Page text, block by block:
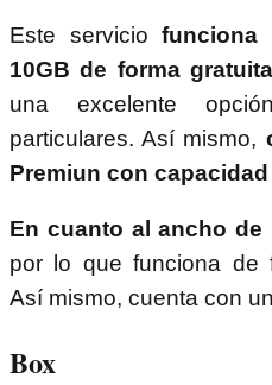
Este serviciofunciona
10GB de forma gratuita
una excelente
particulares. Así mismo,
Premiun con
En cuanto al ancho de
por lo que funciona de
Así mismo, cuenta con
Box